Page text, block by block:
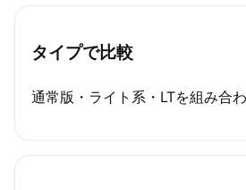
タイプで比較
通常版・ライト系・LTを組み合